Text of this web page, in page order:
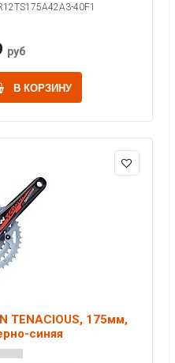
40F1
руб
В КОРЗИНУ
TENACIOUS, 175мм,
синяя